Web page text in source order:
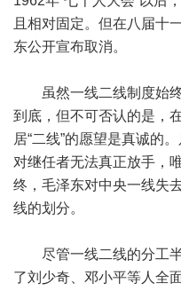
且相对固定。但在八届十
东公开宣布取消。
虽然一线二线制度始终
到底，但不可否认的是，
居“二线”的愿望是真诚的
对继任者无法真正放手，
终，毛泽东对中央一线失
线的划分。
尽管一线二线的分工半
了刘少奇、邓小平等人全